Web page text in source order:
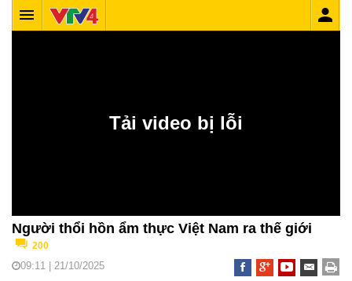
Người thổi hồn ẩm thực Việt Nam ra thế giới
200
09:11 | 21/10/2025